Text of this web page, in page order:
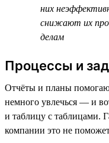
них
снижают их
делам
Процессы и
Отчёты и планы
немного увлечься — и
и таблицу с таблицами.
компании это не